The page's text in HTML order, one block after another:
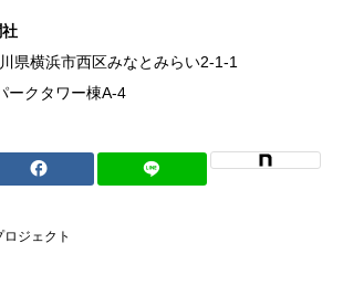
県横浜市西区みなとみらい2-1-1
ークタワー棟A-4
ロジェクト